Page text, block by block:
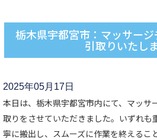
栃木県宇都宮市：マッサー
引取りいたし
2025年05月17日
本日は、栃木県宇都宮市内にて、マッサ
取りをさせていただきました。いずれも
寧に搬出し、スムーズに作業を終えるこ